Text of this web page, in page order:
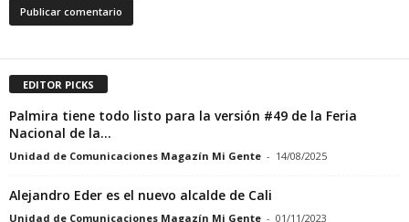
EDITOR PICKS
Palmira tiene todo listo para la versión #49 de la Feria
Nacional de la...
Unidad de Comunicaciones Magazín Mi Gente - 14/08/2025
Alejandro Eder es el nuevo alcalde de Cali
Unidad de Comunicaciones Magazín Mi Gente - 01/11/2023